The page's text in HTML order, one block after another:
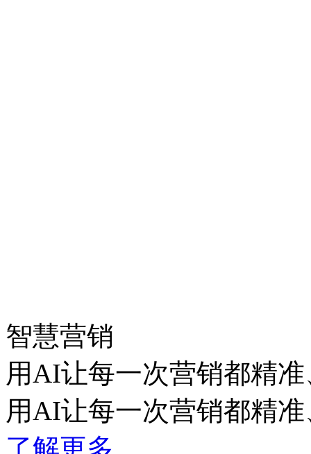
智慧营销
用AI让每一次营销都精准
用AI让每一次营销都精准